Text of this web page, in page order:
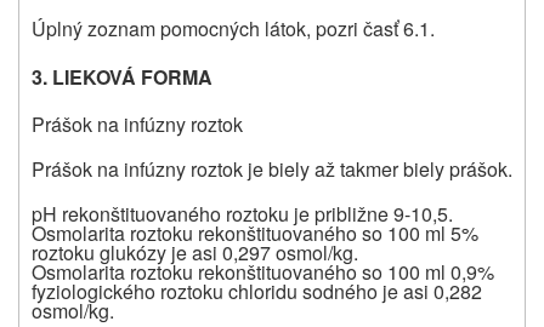
Úplný zoznam pomocných látok, pozri časť 6.1.
3. LIEKOVÁ FORMA
Prášok na infúzny roztok
Prášok na infúzny roztok je biely až takmer biely prášok.
pH rekonštituovaného roztoku je približne 9-10,5.
Osmolarita roztoku rekonštituovaného so 100 ml 5%
roztoku glukózy je asi 0,297 osmol/kg.
Osmolarita roztoku rekonštituovaného so 100 ml 0,9%
fyziologického roztoku chloridu sodného je asi 0,282
osmol/kg.